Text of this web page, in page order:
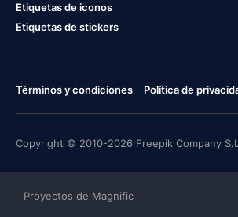
Etiquetas de iconos
Etiquetas de stickers
Términos y condiciones Política de
Copyright © 2010-2026 Freepik Company
Proyectos de Magnific